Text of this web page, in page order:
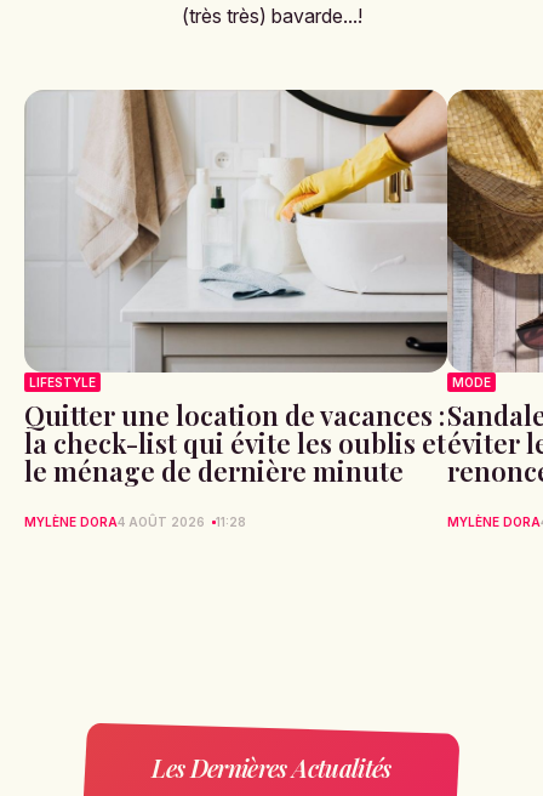
(très très) bavarde...!
LIFESTYLE
Quitter une location de vacances :
la check-list qui évite les oublis et
le ménage de dernière minute
MYLÈNE DORA4 AOÛT 2026 11:28
MODE
éviter
MYLÈNE DORA
Les Dernières Actualités